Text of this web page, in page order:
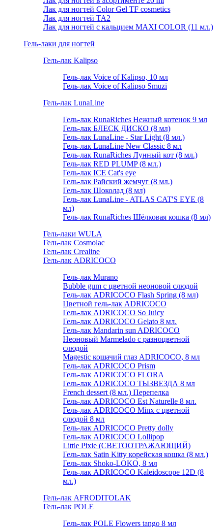
Лак для ногтей Color Gel TF cosmetics
Лак для ногтей TA2
Лак для ногтей с кальцием MAXI COLOR (11 мл.)
Гель-лаки для ногтей
Гель-лак Kalipso
Гель-лак Voice of Kalipso, 10 мл
Гель-лак Voice of Kalipso Smuzi
Гель-лак LunaLine
Гель-лак RunaRiches Нежный котенок 9 мл
Гель-лак БЛЕСК ДИСКО (8 мл)
Гель-лак LunaLine - Star Light (8 мл.)
Гель-лак LunaLine New Classic 8 мл
Гель-лак RunaRiches Лунный кот (8 мл.)
Гель-лак RED PLUMP (8 мл.)
Гель-лак ICE Cat's eye
Гель-лак Райский жемчуг (8 мл.)
Гель-лак Шоколад (8 мл)
Гель-лак LunaLine - ATLAS CAT'S EYE (8
мл)
Гель-лак RunaRiches Шёлковая кошка (8 мл)
Гель-лаки WULA
Гель-лак Cosmolac
Гель-лак Crealine
Гель-лак ADRICOCO
Гель-лак Murano
Bubble gum с цветной неоновой слюдой
Гель-лак ADRICOCO Flash Spring (8 мл)
Цветной гель-лак ADRICOCO
Гель-лак ADRICOCO So Juicy
Гель-лак ADRICOCO Gelato 8 мл.
Гель-лак Mandarin sun ADRICOCO
Неоновый Marmelado с разноцветной
слюдой
Magestic кошачий глаз ADRICOCO, 8 мл
Гель-лак ADRICOCO Prism
Гель-лак ADRICOCO FLORA
Гель-лак ADRICOCO ТЫЗВЕЗДА 8 мл
French dessert (8 мл.) Перепелка
Гель-лак ADRICOCO Est Naturelle 8 мл.
Гель-лак ADRICOCO Minx с цветной
слюдой 8 мл
Гель-лак ADRICOCO Pretty dolly
Гель-лак ADRICOCO Lollipop
Little Pixie (СВЕТООТРАЖАЮЩИЙ)
Гель-лак Satin Kitty корейская кошка (8 мл.)
Гель-лак Shoko-LOKO, 8 мл
Гель-лак ADRICOCO Kaleidoscope 12D (8
мл.)
Гель-лак AFRODITOLAK
Гель-лак POLE
Гель-лак POLE Flowers tango 8 мл